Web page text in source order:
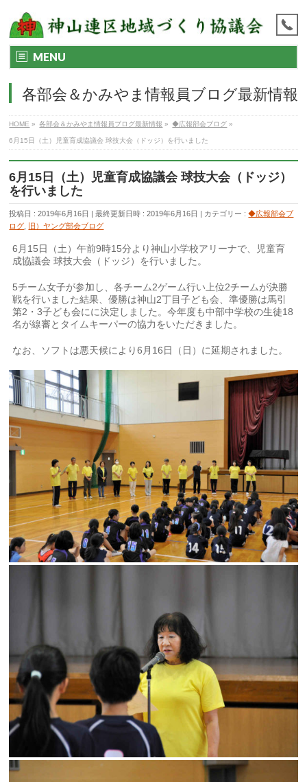
MENU
各部会＆かみやま情報員ブログ最新情報
HOME » 各部会＆かみやま情報員ブログ最新情報 » ◆広報部会ブログ »
6月15日（土）児童育成協議会 球技大会（ドッジ）を行いました
6月15日（土）児童育成協議会 球技大会（ドッジ）
を行いました
投稿日 : 2019年6月16日 最終更新日時 : 2019年6月16日 カテゴリー :◆広報部会ブ
ログ
旧）ヤング部会ブログ
6月15日（土）午前9時15分より神山小学校アリーナで、児童育
成協議会 球技大会（ドッジ）を行いました。
5チーム女子が参加し、各チーム2ゲーム行い上位2チームが決勝
戦を行いました結果、優勝は神山2丁目子ども会、準優勝は馬引
第2・3子ども会にに決定しました。今年度も中部中学校の生徒18
名が線審とタイムキーパーの協力をいただきました。
なお、ソフトは悪天候により6月16日（日）に延期されました。